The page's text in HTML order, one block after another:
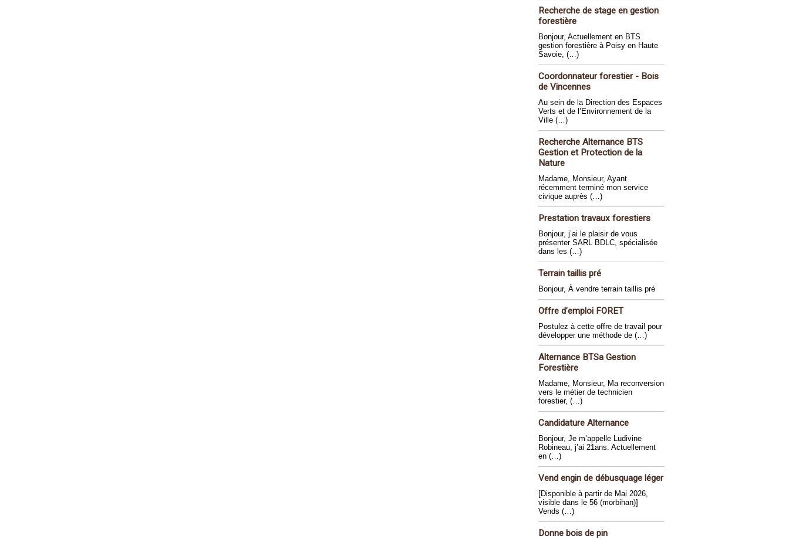
Recherche de stage en gestion
forestière
Bonjour, Actuellement en BTS
gestion forestière à Poisy en Haute
Savoie, (…)
Coordonnateur forestier - Bois
de Vincennes
Au sein de la Direction des Espaces
Verts et de l’Environnement de la
Ville (…)
Recherche Alternance BTS
Gestion et Protection de la
Nature
Madame, Monsieur, Ayant
récemment terminé mon service
civique auprès (…)
Prestation travaux forestiers
Bonjour, j’ai le plaisir de vous
présenter SARL BDLC, spécialisée
dans les (…)
Terrain taillis pré
Bonjour, À vendre terrain taillis pré
Offre d’emploi FORET
Postulez à cette offre de travail pour
développer une méthode de (…)
Alternance BTSa Gestion
Forestière
Madame, Monsieur, Ma reconversion
vers le métier de technicien
forestier, (…)
Candidature Alternance
Bonjour, Je m’appelle Ludivine
Robineau, j’ai 21ans. Actuellement
en (…)
Vend engin de débusquage léger
[Disponible à partir de Mai 2026,
visible dans le 56 (morbihan)]
Vends (…)
Donne bois de pin